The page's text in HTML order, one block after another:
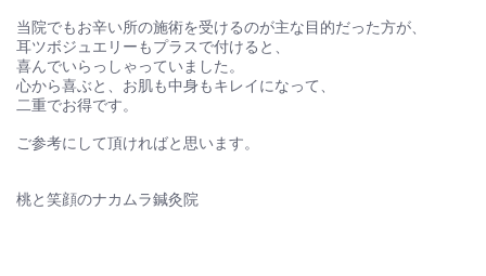
当院でもお辛い所の施術を受けるのが主な目的だった方が、
耳ツボジュエリーもプラスで付けると、
喜んでいらっしゃっていました。
心から喜ぶと、お肌も中身もキレイになって、
二重でお得です。
ご参考にして頂ければと思います。
桃と笑顔のナカムラ鍼灸院